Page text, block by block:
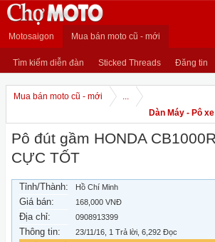
Motosaigon Mua bán moto cũ - mới
Tìm kiếm diễn đàn Sticked Threads Đăng tin
Mua bán moto cũ - mới
...
Dàn Máy - Pô
Pô đút gầm HONDA
CỰC TỐT
Tỉnh/Thành: Hồ Chí Minh
Giá bán: 168,000 VNĐ
Địa chỉ: 0908913399
Thông tin: 23/11/16 , 1 Trả lời, 6,292 Đọc